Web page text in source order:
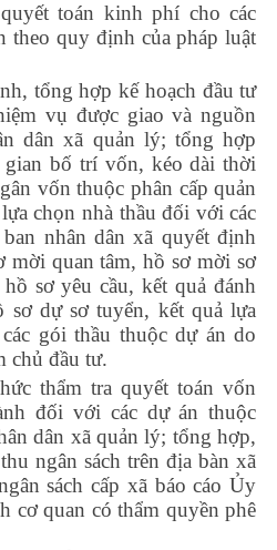
toán kinh phí cho các
theo quy định của pháp luật
tổng hợp kế hoạch đầu tư
vụ được giao và nguồn
dân xã quản lý; tổng hợp
bố trí vốn, kéo dài thời
vốn thuộc phân cấp quản
chọn nhà thầu đối với các
nhân dân xã quyết định
mời quan tâm, hồ sơ mời sơ
sơ yêu cầu, kết quả đánh
sơ dự sơ tuyển, kết quả lựa
gói thầu thuộc dự án do
chủ đầu tư.
thẩm tra quyết toán vốn
đối với các dự án thuộc
dân xã quản lý; tổng hợp,
ngân sách trên địa bàn xã
sách cấp xã báo cáo Ủy
cơ quan có thẩm quyền phê